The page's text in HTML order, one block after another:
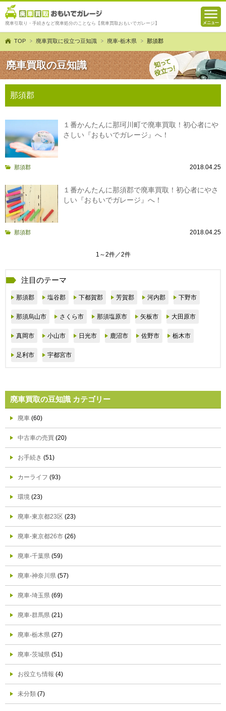
廃車引取り・手続きなど廃車処分のことなら【廃車買取おもいでガレージ】
TOP 廃車買取に役立つ豆知識 廃車-栃木県 那須郡
廃車買取の豆知識
那須郡
１番かんたんに那珂川町で廃車買取！初心者にや
さしい『おもいでガレージ』へ！
那須郡 2018.04.25
１番かんたんに那須郡で廃車買取！初心者にやさ
しい『おもいでガレージ』へ！
那須郡 2018.04.25
1～2件／2件
注目のテーマ
那須郡 塩谷郡 下都賀郡 芳賀郡 河内郡 下野市
那須烏山市 さくら市 那須塩原市 矢板市 大田原市
真岡市 小山市 日光市 鹿沼市 佐野市 栃木市
足利市 宇都宮市
廃車買取の豆知識 カテゴリー
廃車 (60)
中古車の売買 (20)
お手続き (51)
カーライフ (93)
環境 (23)
廃車-東京都23区 (23)
廃車-東京都26市 (26)
廃車-千葉県 (59)
廃車-神奈川県 (57)
廃車-埼玉県 (69)
廃車-群馬県 (21)
廃車-栃木県 (27)
廃車-茨城県 (51)
お役立ち情報 (4)
未分類 (7)